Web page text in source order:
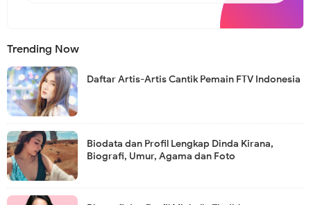
Trending Now
Daftar Artis-Artis Cantik Pemain FTV Indonesia
Biodata dan Profil Lengkap Dinda Kirana,
Biografi, Umur, Agama dan Foto